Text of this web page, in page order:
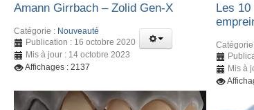
Amann Girrbach – Zolid Gen-X
Catégorie : Nouveauté
Publication : 16 octobre 2020
Mis à jour : 14 octobre 2023
Affichages : 2137
Les
Mis à